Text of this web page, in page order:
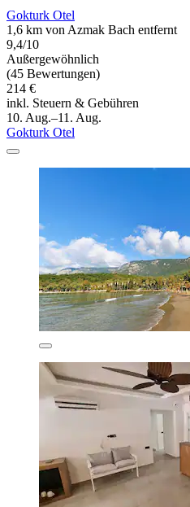
Gokturk Otel
1,6 km von Azmak Bach entfernt
9,4/10
Außergewöhnlich
(45 Bewertungen)
214 €
inkl. Steuern & Gebühren
10. Aug.–11. Aug.
Gokturk Otel